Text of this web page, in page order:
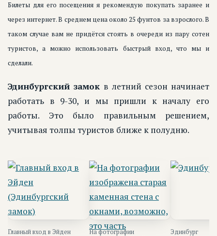
Билеты для его посещения я рекомендую покупать заранее и
через интернет. В среднем цена около 25 фунтов за взрослого. В
таком случае вам не придётся стоять в очереди из пару сотен
туристов, а можно использовать быстрый вход, что мы и
сделали.
Эдинбургский замок в летний сезон начинает
работать в 9-30, и мы пришли к началу его
работы. Это было правильным решением,
учитывая толпы туристов ближе к полудню.
Главный вход в Эйден
На фотографии
Эдинбург